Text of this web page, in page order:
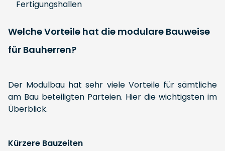
Fertigungshallen
Welche Vorteile hat die modulare Bauweise
für Bauherren?
Der Modulbau hat sehr viele Vorteile für sämtliche
am Bau beteiligten Parteien. Hier die wichtigsten im
Überblick.
Kürzere Bauzeiten